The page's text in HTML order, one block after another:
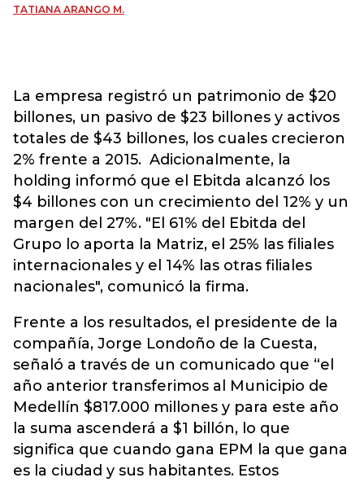
TATIANA ARANGO M.
La empresa registró un patrimonio de $20
billones, un pasivo de $23 billones y activos
totales de $43 billones, los cuales crecieron
2% frente a 2015. Adicionalmente, la
holding informó que el Ebitda alcanzó los
$4 billones con un crecimiento del 12% y un
margen del 27%. "El 61% del Ebitda del
Grupo lo aporta la Matriz, el 25% las filiales
internacionales y el 14% las otras filiales
nacionales", comunicó la firma.
Frente a los resultados, el presidente de la
compañía, Jorge Londoño de la Cuesta,
señaló a través de un comunicado que “el
año anterior transferimos al Municipio de
Medellín $817.000 millones y para este año
la suma ascenderá a $1 billón, lo que
significa que cuando gana EPM la que gana
es la ciudad y sus habitantes. Estos